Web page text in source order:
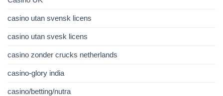
casino utan svensk licens
casino utan svesk licens
casino zonder crucks netherlands
casino-glory india
casino/betting/nutra